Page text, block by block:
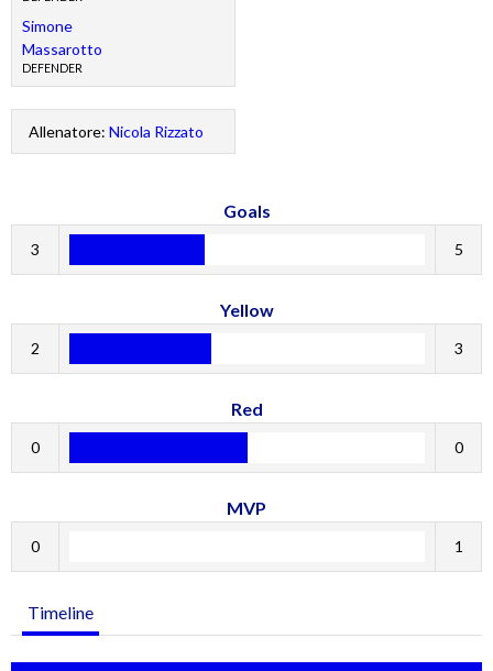
Simone
Massarotto
DEFENDER
Allenatore: Nicola Rizzato
Goals
3 5
Yellow
2 3
Red
0 0
MVP
0 1
Timeline